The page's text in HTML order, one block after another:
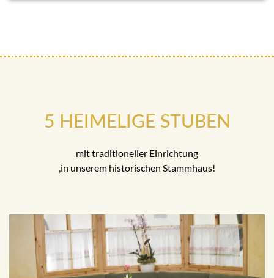
5 HEIMELIGE STUBEN
mit traditioneller Einrichtung
,in unserem historischen Stammhaus!